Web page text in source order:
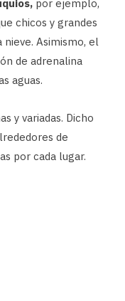
por ejemplo,
chicos y grandes
Asimismo, el
de adrenalina
aguas.
y variadas. Dicho
de
por cada lugar.